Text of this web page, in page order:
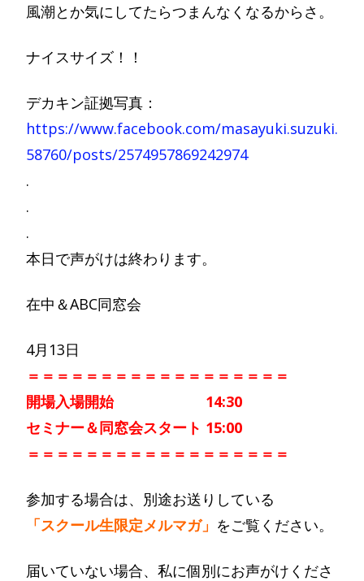
風潮とか気にしてたらつまんなくなるからさ。
ナイスサイズ！！
デカキン証拠写真：
https://www.facebook.com/masayuki.suzuki.
58760/posts/2574957869242974
.
.
.
本日で声がけは終わります。
在中＆ABC同窓会
4月13日
＝＝＝＝＝＝＝＝＝＝＝＝＝＝＝＝＝＝
開場入場開始 14:30
セミナー＆同窓会スタート 15:00
＝＝＝＝＝＝＝＝＝＝＝＝＝＝＝＝＝＝
参加する場合は、別途お送りしている
「スクール生限定メルマガ」 をご覧ください。
届いていない場合、私に個別にお声がけくださ